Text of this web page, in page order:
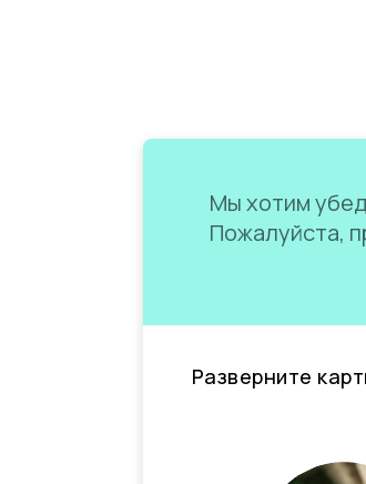
Мы хотим
Пожалуйста,
Разверните